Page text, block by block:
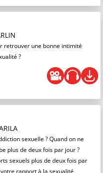
retrouver une bonne intimité
?
sexuelle ? Quand on ne
plus de deux fois par jour ?
sexuels plus de deux fois par